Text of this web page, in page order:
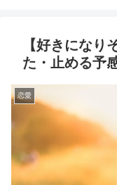
【好きになり
た・止める予
恋愛